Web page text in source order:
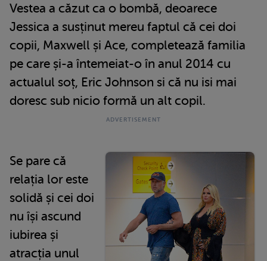
Vestea a căzut ca o bombă, deoarece
Jessica a susținut mereu faptul că cei doi
copii, Maxwell și Ace, completează familia
pe care și-a întemeiat-o în anul 2014 cu
actualul soț, Eric Johnson si că nu isi mai
doresc sub nicio formă un alt copil.
Se pare că
relația lor este
solidă și cei doi
nu își ascund
iubirea și
atracția unul